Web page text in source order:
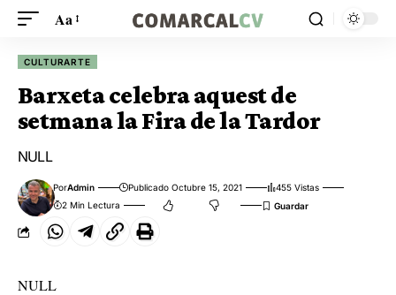
Aa
CULTURARTE
Barxeta celebra aquest de
setmana la Fira de la Tardor
NULL
PorAdmin Publicado Octubre 15, 2021
455 Vistas
2 Min Lectura
NULL